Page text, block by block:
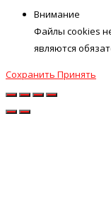
Внимание
Файлы cookies
являются
Сохранить Принять